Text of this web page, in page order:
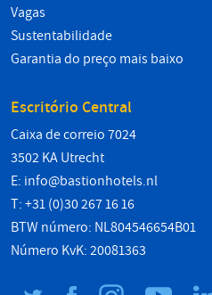
Vagas
Sustentabilidade
Garantia do preço mais baixo
Escritório Central
Caixa de correio 7024
3502 KA Utrecht
E: info@bastionhotels.nl
T: +31 (0)30 267 16 16
BTW número: NL804546654B01
Número KvK: 20081363